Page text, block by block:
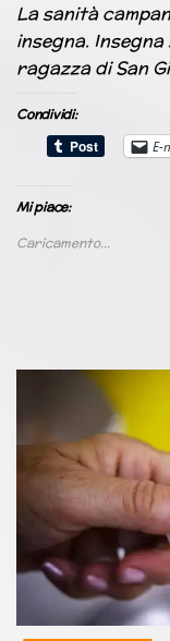
La sanità
insegna.
ragazza di San
Condividi:
E-
Mi piace:
Caricamento...